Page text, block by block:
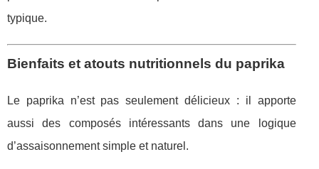
typique.
Bienfaits et atouts nutritionnels du paprika
Le paprika n’est pas seulement délicieux : il apporte
aussi des composés intéressants dans une logique
d’assaisonnement simple et naturel.